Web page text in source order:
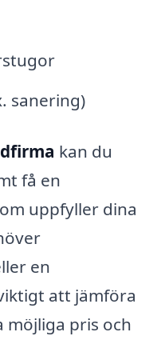
sanering)
kan du
få en
uppfyller dina
en
att jämföra
möjliga pris och